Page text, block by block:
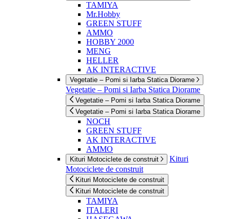
TAMIYA
Mr.Hobby
GREEN STUFF
AMMO
HOBBY 2000
MENG
HELLER
AK INTERACTIVE
Vegetatie – Pomi si Iarba Statica Diorame
Vegetatie – Pomi si Iarba Statica Diorame
Vegetatie – Pomi si Iarba Statica Diorame
Vegetatie – Pomi si Iarba Statica Diorame
NOCH
GREEN STUFF
AK INTERACTIVE
AMMO
Kituri Motociclete de construit
Kituri
Motociclete de construit
Kituri Motociclete de construit
Kituri Motociclete de construit
TAMIYA
ITALERI